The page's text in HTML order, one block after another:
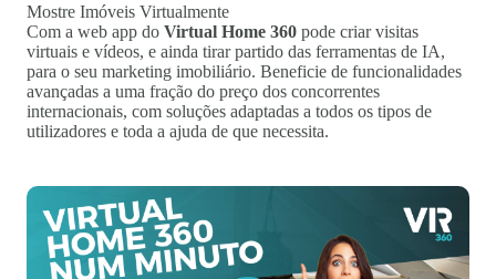
Mostre Imóveis Virtualmente
Com a web app do Virtual Home 360 pode criar visitas
virtuais e vídeos, e ainda tirar partido das ferramentas de IA,
para o seu marketing imobiliário. Beneficie de funcionalidades
avançadas a uma fração do preço dos concorrentes
internacionais, com soluções adaptadas a todos os tipos de
utilizadores e toda a ajuda de que necessita.